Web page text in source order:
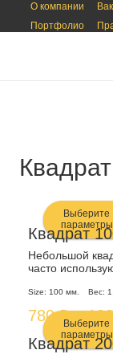
О компании
Портфолио
Квадрат
Выберите
параметры
Этот
товар
имеет
несколько
вариаций.
Квадрат
Небольшой
часто
Size: 100 мм. Вес:
780₽ –
Выберите
параметры
Квадрат